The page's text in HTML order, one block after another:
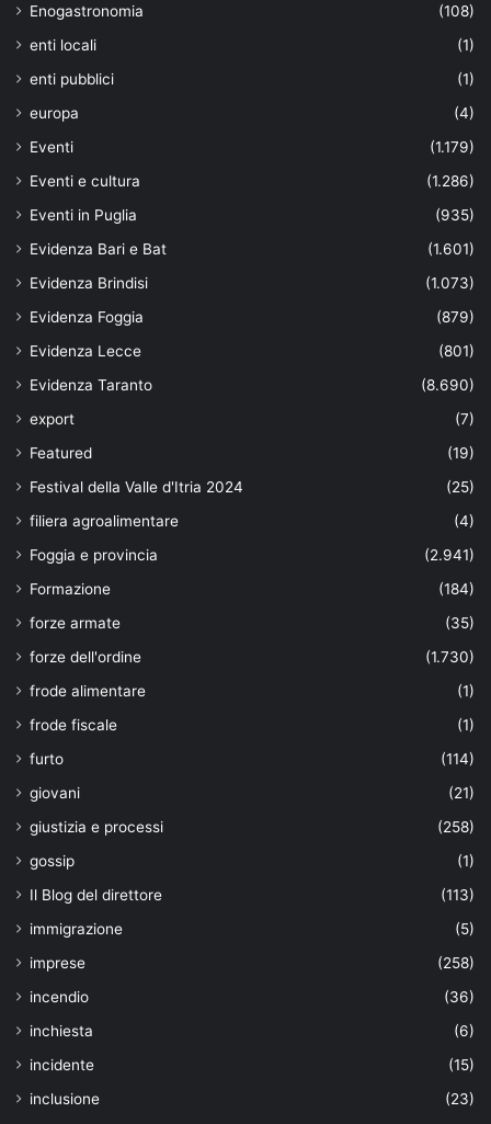
Enogastronomia
(108)
enti locali
(1)
enti pubblici
(1)
europa
(4)
Eventi
(1.179)
Eventi e cultura
(1.286)
Eventi in Puglia
(935)
Evidenza Bari e Bat
(1.601)
Evidenza Brindisi
(1.073)
Evidenza Foggia
(879)
Evidenza Lecce
(801)
Evidenza Taranto
(8.690)
export
(7)
Featured
(19)
Festival della Valle d'Itria 2024
(25)
filiera agroalimentare
(4)
Foggia e provincia
(2.941)
Formazione
(184)
forze armate
(35)
forze dell'ordine
(1.730)
frode alimentare
(1)
frode fiscale
(1)
furto
(114)
giovani
(21)
giustizia e processi
(258)
gossip
(1)
Il Blog del direttore
(113)
immigrazione
(5)
imprese
(258)
incendio
(36)
inchiesta
(6)
incidente
(15)
inclusione
(23)